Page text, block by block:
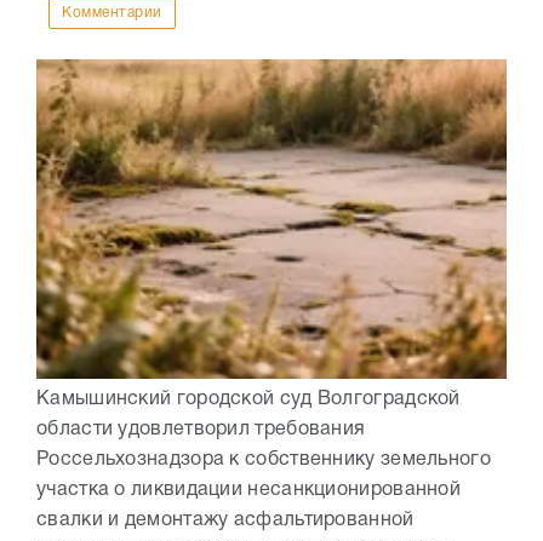
Комментарии
Камышинский городской суд Волгоградской
области удовлетворил требования
Россельхознадзора к собственнику земельного
участка о ликвидации несанкционированной
свалки и демонтажу асфальтированной